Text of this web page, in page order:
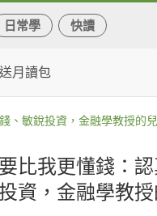
日常學 快讀
月讀包
、敏銳投資，金融學教授的
比我更懂錢：
資，金融學教